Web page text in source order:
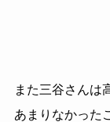
また三谷さんは
あまりなかった